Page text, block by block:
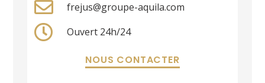
frejus@groupe-aquila.com
Ouvert 24h/24
NOUS CONTACTER